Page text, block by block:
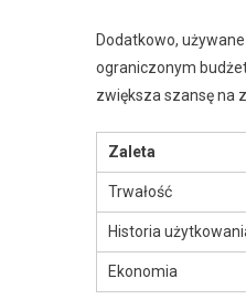
Dodatkowo,
ograniczonym
zwiększa szansę na
Zaleta
Trwałość
Historia
Ekonomia